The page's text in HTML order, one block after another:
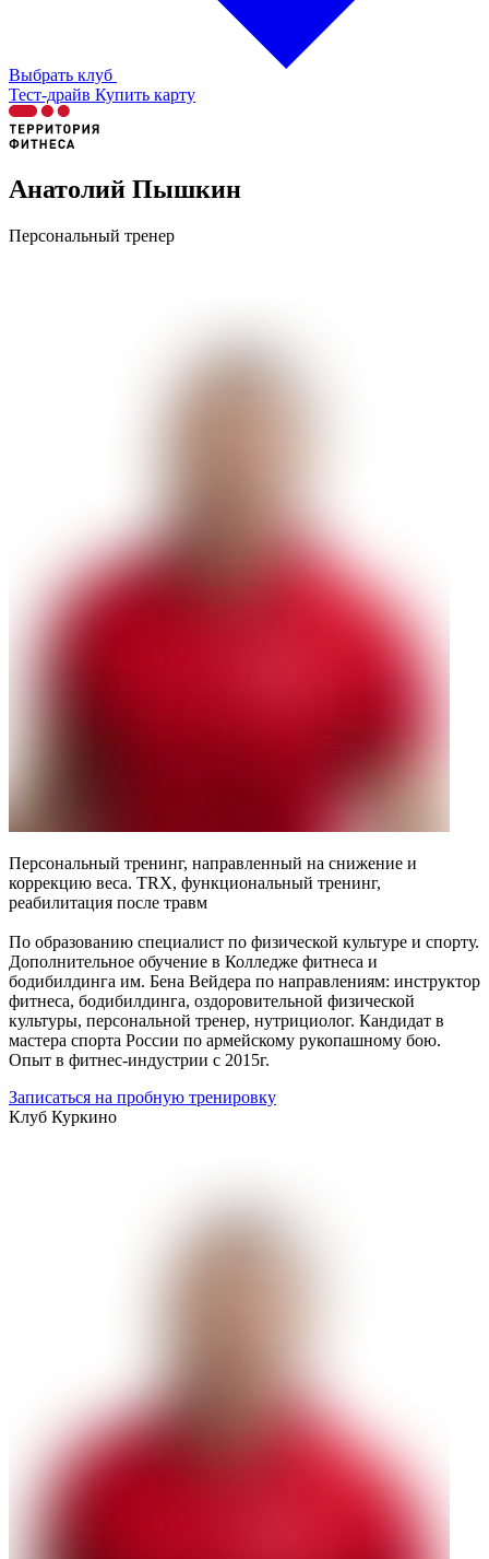
Выбрать клуб
Тест-драйв Купить карту
Анатолий Пышкин
Персональный тренер
Персональный тренинг, направленный на снижение и
коррекцию веса. TRX, функциональный тренинг,
реабилитация после травм
По образованию специалист по физической культуре и спорту.
Дополнительное обучение в Колледже фитнеса и
бодибилдинга им. Бена Вейдера по направлениям: инструктор
фитнеса, бодибилдинга, оздоровительной физической
культуры, персональной тренер, нутрициолог. Кандидат в
мастера спорта России по армейскому рукопашному бою.
Опыт в фитнес-индустрии с 2015г.
Записаться на пробную тренировку
Клуб Куркино